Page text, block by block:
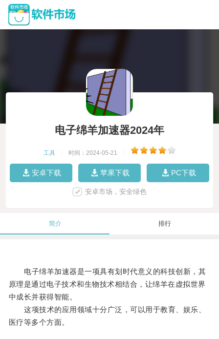
电子绵羊加速器2024年
工具 时间：2024-05-21
安卓下载 苹果下载 PC下载
安卓市场，安全绿色
简介 排行
电子绵羊加速器是一项具有划时代意义的科技创新，其
原理是通过电子技术和生物技术相结合，让绵羊在虚拟世界
中成长并获得智能。
这项技术的应用领域十分广泛，可以用于教育、娱乐、
医疗等多个方面。